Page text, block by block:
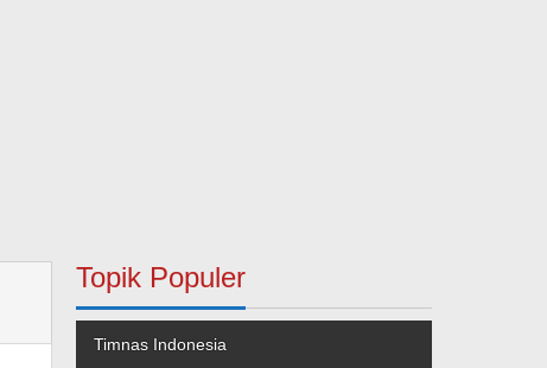
Topik Populer
Timnas Indonesia